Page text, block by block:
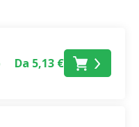
sulla vostra pelle.
Da 5,13 €